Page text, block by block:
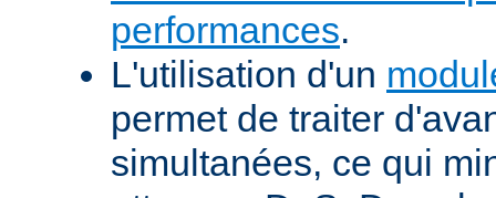
performances.
L'utilisation d'un
permet de traiter
simultanées, ce qui